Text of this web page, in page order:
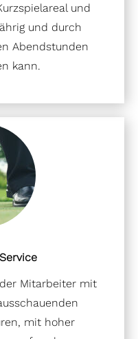
und
und durch
Abendstunden
kann.
Mitarbeiter mit
mit hoher